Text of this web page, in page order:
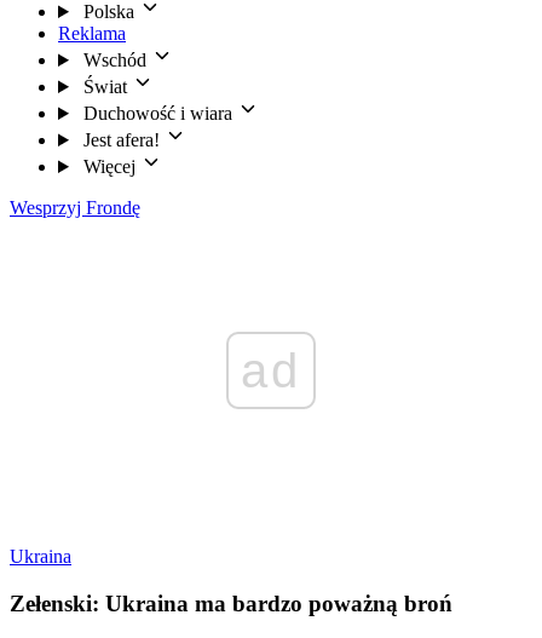
Polska
Reklama
Wschód
Świat
Duchowość i wiara
Jest afera!
Więcej
Wesprzyj Frondę
ad
Ukraina
Zełenski: Ukraina ma bardzo poważną broń